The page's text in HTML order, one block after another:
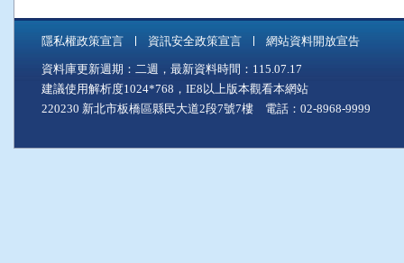
隱私權政策宣言 資訊安全政策宣言 網站資料開放宣告
資料庫更新週期：二週，最新資料時間：115.07.17
建議使用解析度1024*768，IE8以上版本觀看本網站
220230 新北市板橋區縣民大道2段7號7樓 電話：02-8968-9999